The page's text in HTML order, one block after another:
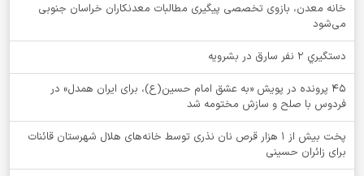
خانه معدن، بازوی تخصصی پیگیری مطالبات معدنکاران خراسان جنوبی
می‌شود
دستگيري 2 نفر سارق در بشرويه
۴۵ پرونده در پویش «به عشق امام حسین(ع)، برای ایران همدل» در
فردوس با صلح و سازش مختومه شد
پخت بیش از 1 هزار قرص نان نذری توسط خانه‌های هلال شهرستان قائنات
برای زائران حسینی